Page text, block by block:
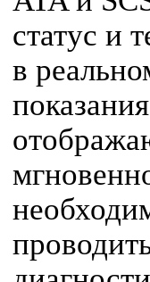
статус и
в
показания